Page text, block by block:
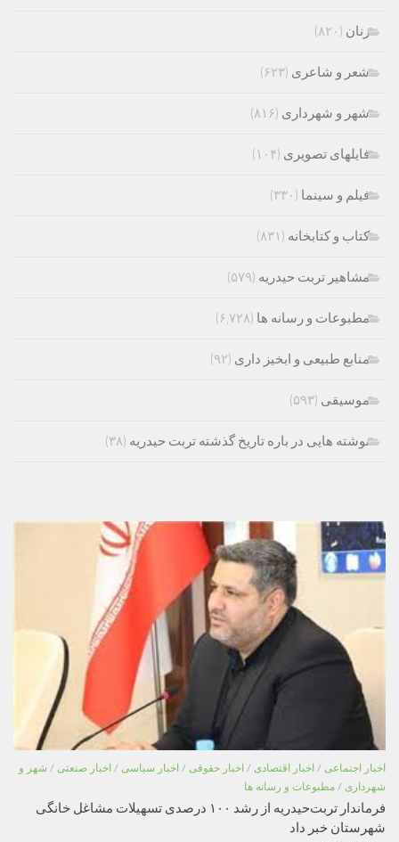
زنان (۸۲۰)
شعر و شاعری (۶۲۳)
شهر و شهرداری (۸۱۶)
فایلهای تصویری (۱۰۴)
فیلم و سینما (۳۳۰)
کتاب و کتابخانه (۸۳۱)
مشاهیر تربت حیدریه (۵۷۹)
مطبوعات و رسانه ها (۶,۷۲۸)
منابع طبیعی و ابخیز داری (۹۲)
موسیقی (۵۹۳)
نوشته هایی در باره تاریخ گذشته تربت حیدریه (۳۸)
اخبار اجتماعی / اخبار اقتصادی / اخبار حقوقی / اخبار سیاسی / اخبار صنعتی / شهر و
شهرداری / مطبوعات و رسانه ها
فرماندار تربت‌حیدریه از رشد ۱۰۰ درصدی تسهیلات مشاغل خانگی
شهرستان خبر داد